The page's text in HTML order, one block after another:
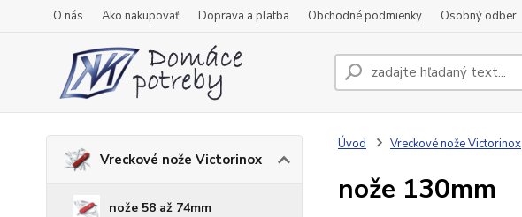
O nás Ako nakupovať Doprava a platba Obchodné podmienky Osobný odber
Vreckové nože Victorinox
nože 58 až 74mm
Úvod Vreckové nože Victorinox
nože 130mm